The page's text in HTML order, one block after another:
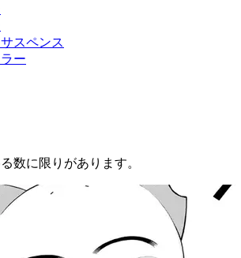
スペンス
ー
数に限りがあります。